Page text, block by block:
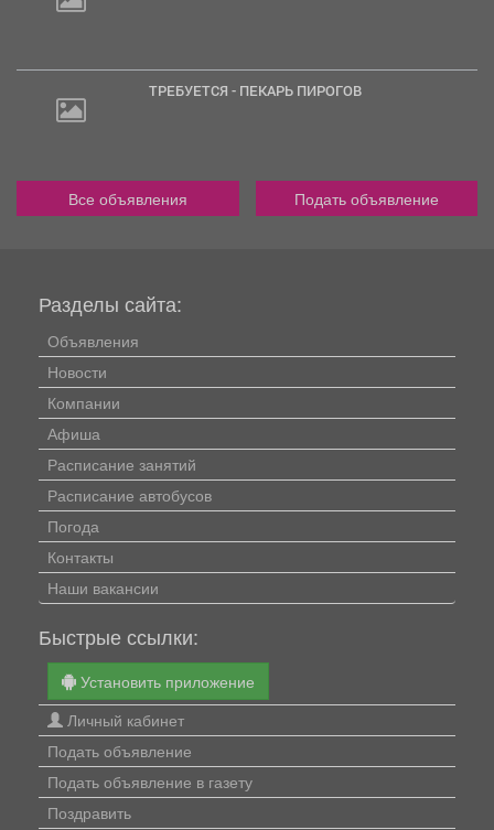
ТРЕБУЕТСЯ - ПЕКАРЬ ПИРОГОВ
Все объявления Подать объявление
Разделы сайта:
Объявления
Новости
Компании
Афиша
Расписание занятий
Расписание автобусов
Погода
Контакты
Наши вакансии
Быстрые ссылки:
Установить приложение
Личный кабинет
Подать объявление
Подать объявление в газету
Поздравить